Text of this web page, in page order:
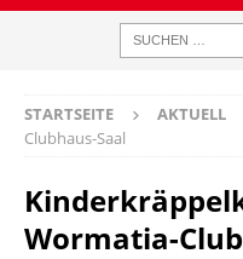
STARTSEITE AKTUELL
Clubhaus-Saal
Wormatia-